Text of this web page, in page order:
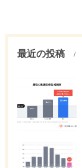
最近の投稿